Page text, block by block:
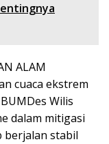
ALAM
cuaca ekstrem
Wilis
dalam mitigasi
berjalan stabil